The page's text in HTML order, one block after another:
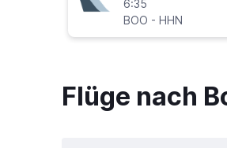
6:35
BOO - HHN
Flüge nach